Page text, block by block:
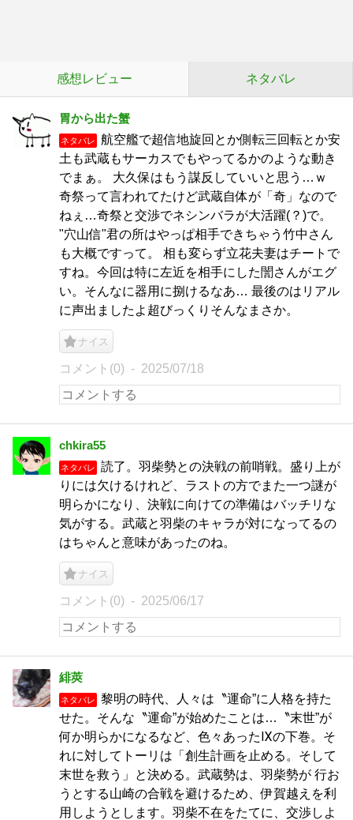
感想レビュー ネタバレ
胃から出た蟹
ネタバレ
航空艦で超信地旋回とか側転三回転とか安
土も武蔵もサーカスでもやってるかのような動き
でまぁ。 大久保はもう謀反していいと思う…ｗ
奇祭って言われてたけど武蔵自体が「奇」なので
ねぇ…奇祭と交渉でネシンバラが大活躍(？)で。
"穴山信"君の所はやっぱ相手できちゃう竹中さん
も大概ですって。 相も変らず立花夫妻はチートで
すね。今回は特に左近を相手にした誾さんがエグ
い。そんなに器用に捌けるなあ… 最後のはリアル
に声出ましたよ超びっくりそんなまさか。
ナイス
コメント(0) 2025/07/18
chkira55
ネタバレ
読了。羽柴勢との決戦の前哨戦。盛り上が
りには欠けるけれど、ラストの方でまた一つ謎が
明らかになり、決戦に向けての準備はバッチリな
気がする。武蔵と羽柴のキャラが対になってるの
はちゃんと意味があったのね。
ナイス
コメント(0) 2025/06/17
緋莢
ネタバレ
黎明の時代、人々は〝運命”に人格を持た
せた。そんな〝運命”が始めたことは…〝末世”が
何か明らかになるなど、色々あったⅨの下巻。そ
れに対してトーリは「創生計画を止める。そして
末世を救う」と決める。武蔵勢は、羽柴勢が 行お
うとする山崎の合戦を避けるため、伊賀越えを利
用しようとします。羽柴不在をたてに、交渉しよ